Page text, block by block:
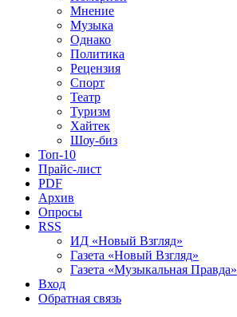
Мнение
Музыка
Однако
Политика
Рецензия
Спорт
Театр
Туризм
Хайтек
Шоу-биз
Топ-10
Прайс-лист
PDF
Архив
Опросы
RSS
ИД «Новый Взгляд»
Газета «Новый Взгляд»
Газета «Музыкальная Правда»
Вход
Обратная связь